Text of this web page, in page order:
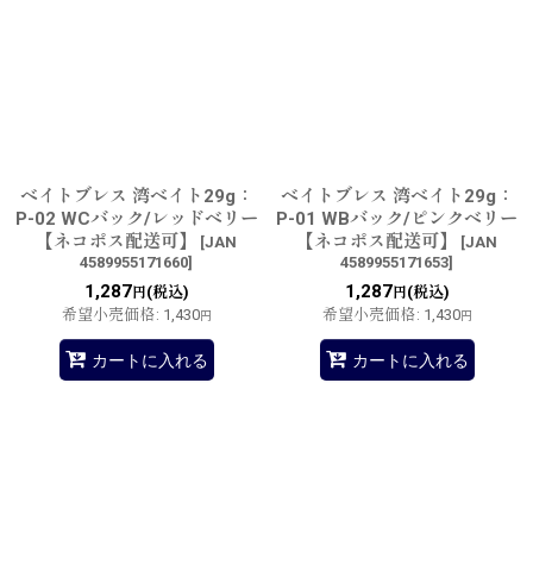
ベイトブレス 湾ベイト29g：
P-02 WCバック/レッドベリー
【ネコポス配送可】
[JAN
4589955171660]
1,287円(税込)
希望小売価格: 1,430円
カートに入れる
ベイトブレス 湾ベイト29g：
P-01 WBバック/ピンクベリー
【ネコポス配送可】
[JAN
4589955171653]
1,287円(税込)
希望小売価格: 1,430円
カートに入れる